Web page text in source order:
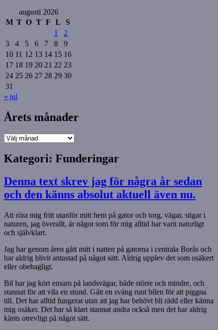
augusti 2026
M T O T F L
S
1
2
3
4 5 6 7 8
9
10 11 12 13 14 15 16
17 18 19 20 21 22 23
24 25 26 27 28 29 30
31
« jul
Årets månader
Årets
Kategori: Funderingar
Denna text skrev jag för några år sedan
och den känns absolut aktuell även nu.
Att röra mig fritt utanför mitt hem på gator och torg, vägar, stigar i
naturen, jag överallt, är något som för mig alltid har varit naturligt
och självklart.
Jag har genom åren gått mitt i natten på gatorna i centrala Borås och
har aldrig blivit antastad på något sätt. Aldrig upplev det som osäkert
eller obehagligt.
Bil har jag kört ensam på landsvägar, både större och mindre, och
stannat för att vila en stund. Gått en sväng runt bilen för att piggna
till. Det har alltid fungerat utan att jag har behövt bli rädd eller känna
mig osäker. Det har så klart stannat andra också men det har aldrig
känts otrevligt på något sätt.